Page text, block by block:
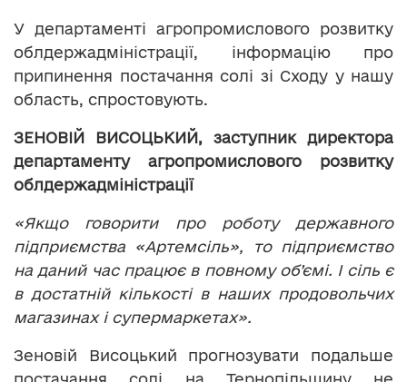
У департаменті агропромислового розвитку
облдержадміністрації, інформацію про
припинення постачання солі зі Сходу у нашу
область, спростовують.
ЗЕНОВІЙ ВИСОЦЬКИЙ, заступник директора
департаменту агропромислового розвитку
облдержадміністрації
«Якщо говорити про роботу державного
підприємства «Артемсіль», то підприємство
на даний час працює в повному об’ємі. І сіль є
в достатній кількості в наших продовольчих
магазинах і супермаркетах».
Зеновій Висоцький прогнозувати подальше
постачання солі на Тернопільщину не